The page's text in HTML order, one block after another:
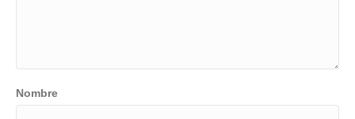
Nombre